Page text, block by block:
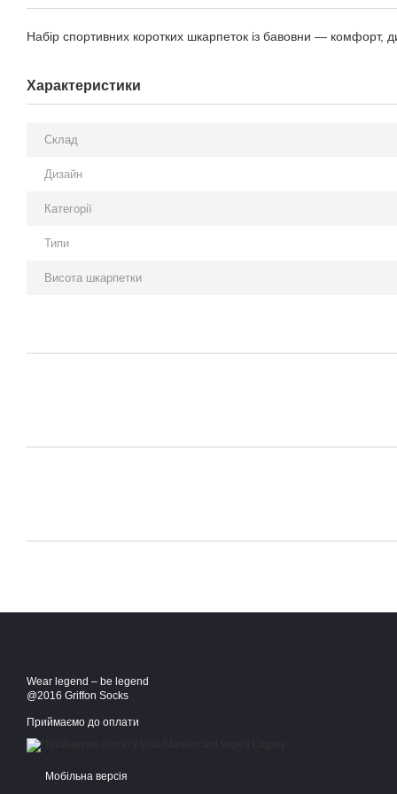
Набір спортивних коротких шкарпеток із бавовни — комфорт,
Характеристики
Склад
Дизайн
Категорії
Типи
Висота шкарпетки
Wear legend – be legend
@2016 Griffon Socks
Приймаємо до оплати
Мобільна версія